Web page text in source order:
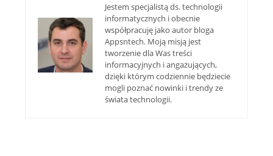
Jestem specjalistą ds. technologii
informatycznych i obecnie
współpracuję jako autor bloga
Appsntech. Moją misją jest
tworzenie dla Was treści
informacyjnych i angażujących,
dzięki którym codziennie będziecie
mogli poznać nowinki i trendy ze
świata technologii.